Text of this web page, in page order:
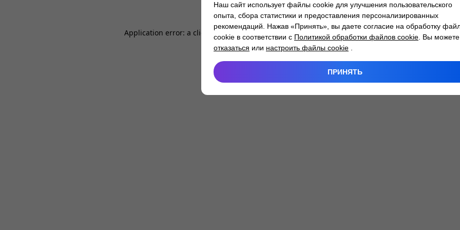
Application error: a client -side exception has occurred while loading atlantm.by (see the
Наш сайт использует файлы cookie для улучшения пользовательского
опыта, сбора статистики и предоставления персонализированных
рекомендаций. Нажав «Принять», вы даете согласие на обработку
cookie в соответствии с Политикой обработки файлов cookie . Вы можете
отказаться или настроить файлы cookie
ПРИНЯТЬ